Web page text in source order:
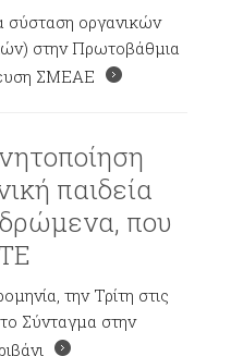
σύσταση οργανικών
στην Πρωτοβάθμια
ΣΜΕΑΕ
παιδεία
που
την Τρίτη στις
Σύνταγμα στην